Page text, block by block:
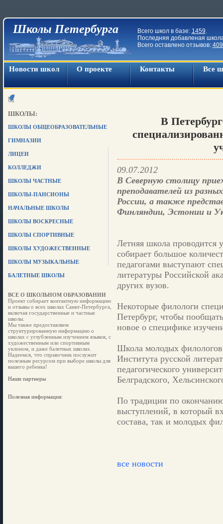
Школы Петербурга Всего школ в базе: 1459.
Последняя добавленая
Всего оставлено отзывов:
Новости школ О проекте Контакты Все
ШКОЛЫ:
ШКОЛЫ ОБЩЕОБРАЗОВАТЕЛЬНЫЕ
ГИМНАЗИИ
ЛИЦЕИ
КОЛЛЕДЖИ
ШКОЛЫ ЧАСТНЫЕ
ШКОЛЫ-ПАНСИОНЫ
НАЧАЛЬНЫЕ ШКОЛЫ
ШКОЛЫ ВОСКРЕСНЫЕ
ШКОЛЫ СПОРТИВНЫЕ
ШКОЛЫ ХУДОЖЕСТВЕННЫЕ
ШКОЛЫ МУЗЫКАЛЬНЫЕ
БАЛЕТНЫЕ ШКОЛЫ
ВСЕ О ШКОЛЬНОМ ОБРАЗОВАНИИ
Проект собирает контактную информацию
и отзывы о всех школах Санкт-Петербурга,
включая государственные и частные
школы.
Мы также предоставляем
структурированную информацию о
школах с углубленным изучением языков, с
художественным или спортивным
уклоном, и даже балетных школах.
Надеемся, что справочник послужит
полезным ресурсом при выборе школы для
вашего ребенка!
Наши партнеры
Полезная информация:
В
09.07.2012
В Северную столицу
преподавателей из
России, а также
Финляндии, Эстонии и
Летняя школа проводится
собирает большое
педагогами выступают
литературы Российской
других вузов.
Некоторые филологи
Петербург, чтобы
новое о специфике
Школа молодых филологов
Института русской
педагогического
Белградского,
По традиции по
выступлений, в который
состава, так и молодых
все новости